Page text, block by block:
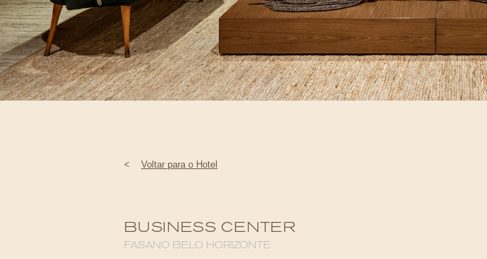
CONTATO
< Voltar para o Hotel
BUSINESS CENTER
FASANO BELO HORIZONTE